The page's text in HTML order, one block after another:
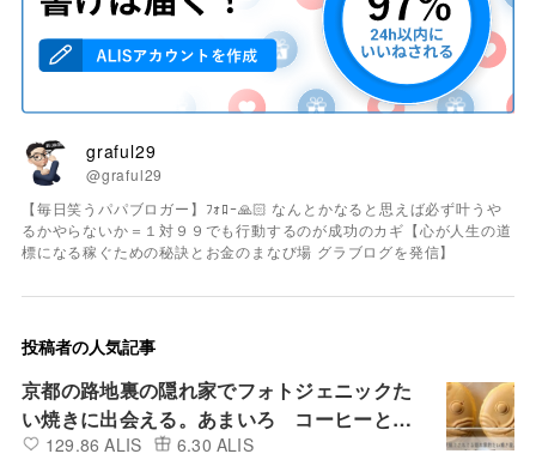
graful29
@graful29
【毎日笑うパパブロガー】ﾌｫﾛｰ🙏🏻 なんとかなると思えば必ず叶うや
るかやらないか＝１対９９でも行動するのが成功のカギ【心が人生の道
標になる稼ぐための秘訣とお金のまなび場 グラブログを発信】
投稿者の人気記事
京都の路地裏の隠れ家でフォトジェニックた
い焼きに出会える。あまいろ コーヒーとた
い焼き♡
129.86 ALIS 6.30 ALIS